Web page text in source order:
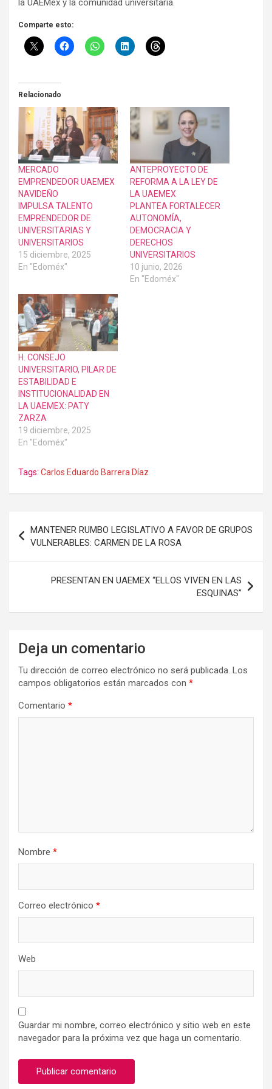
la UAEMéx y la comunidad universitaria.
Comparte esto:
Relacionado
MERCADO
EMPRENDEDOR UAEMEX
NAVIDEÑO
IMPULSA TALENTO
EMPRENDEDOR DE
UNIVERSITARIAS Y
UNIVERSITARIOS
15 diciembre, 2025
En "Edoméx"
ANTEPROYECTO DE
REFORMA A LA LEY DE
LA UAEMEX
PLANTEA FORTALECER
AUTONOMÍA,
DEMOCRACIA Y
DERECHOS
UNIVERSITARIOS
10 junio, 2026
En "Edoméx"
H. CONSEJO
UNIVERSITARIO, PILAR DE
ESTABILIDAD E
INSTITUCIONALIDAD EN
LA UAEMEX: PATY
ZARZA
19 diciembre, 2025
En "Edoméx"
Tags: Carlos Eduardo Barrera Díaz
de
entradas
MANTENER RUMBO LEGISLATIVO A FAVOR DE GRUPOS
VULNERABLES: CARMEN DE LA ROSA
PRESENTAN EN UAEMEX “ELLOS VIVEN EN LAS
ESQUINAS”
Deja un comentario
Tu dirección de correo electrónico no será publicada. Los
campos obligatorios están marcados con *
Comentario *
Nombre *
Correo electrónico *
Web
Guardar mi nombre, correo electrónico y sitio web en este
navegador para la próxima vez que haga un comentario.